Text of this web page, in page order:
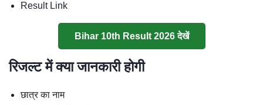
Result Link
Bihar 10th Result 2026 देखें
रिजल्ट में क्या जानकारी होगी
छात्र का नाम